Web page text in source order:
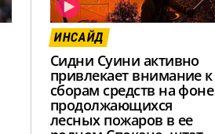
ИНСАЙД
Сидни Суини активно
привлекает внимание к
сборам средств на фоне
продолжающихся
лесных пожаров в ее